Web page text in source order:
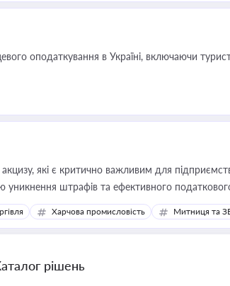
оподаткування в Україні, включаючи
які є критично важливим для
уникнення штрафів та ефективного
Харчова промисловість Митниця та
рішень